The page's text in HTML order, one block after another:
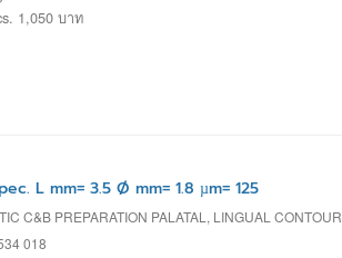
1,050 บาท
L mm= 3.5 Ø mm= 1.8 µm= 125
C&B PREPARATION PALATAL, LINGUAL CONTOUR
018